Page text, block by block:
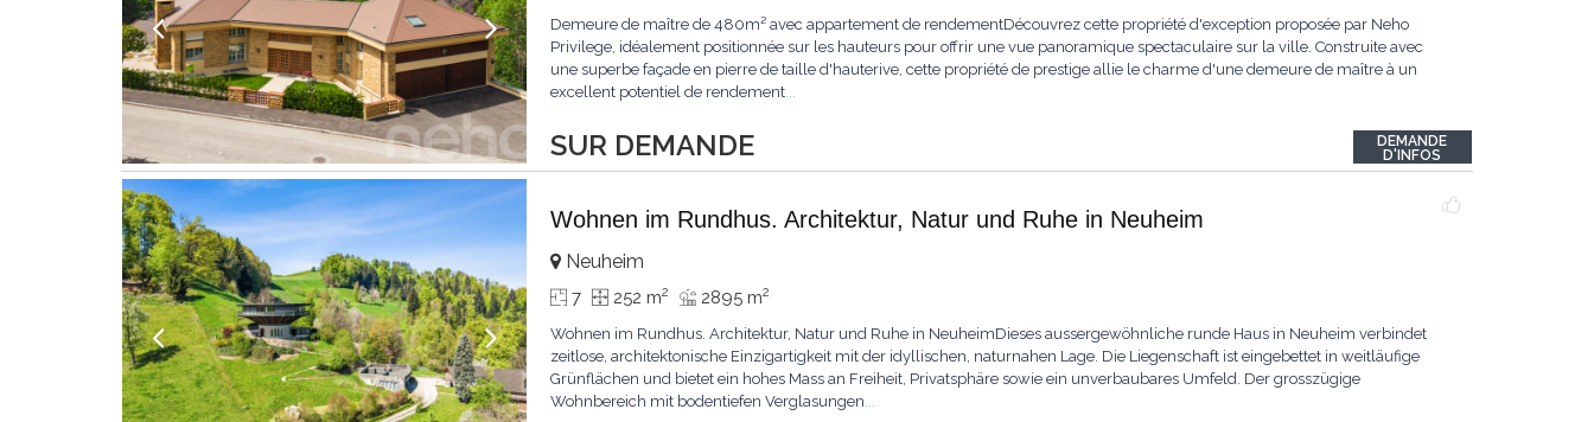
SUR DEMANDE
Demeure de maître de 480m² avec appartement de rendementDécouvrez cette propriété d'exception proposée par Neho
Privilege, idéalement positionnée sur les hauteurs pour offrir une vue panoramique spectaculaire sur la ville. Construite avec
une superbe façade en pierre de taille d'hauterive, cette propriété de prestige allie le charme d'une demeure de maître à un
excellent potentiel de rendement...
DEMANDE
D'INFOS
Wohnen im Rundhus. Architektur, Natur und Ruhe in Neuheim
Neuheim
7 252 m2 2895 m2
Wohnen im Rundhus. Architektur, Natur und Ruhe in NeuheimDieses aussergewöhnliche runde Haus in Neuheim verbindet
zeitlose, architektonische Einzigartigkeit mit der idyllischen, naturnahen Lage. Die Liegenschaft ist eingebettet in weitläufige
Grünflächen und bietet ein hohes Mass an Freiheit, Privatsphäre sowie ein unverbaubares Umfeld. Der grosszügige
Wohnbereich mit bodentiefen Verglasungen...